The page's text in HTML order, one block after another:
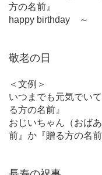
方の名前』
happy birthday ～ 『
敬老の日
＜文例＞
いつまでも元気でい
る方の名前』
おじいちゃん（おば
前』か『贈る方の名前